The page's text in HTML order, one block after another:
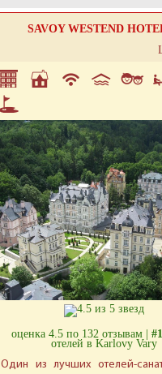
SAVOY WESTEND
оценка 4.5 по 132 отзывам |
отелей в Karlovy Vary
Один из лучших отелей-